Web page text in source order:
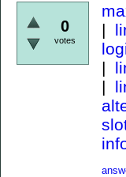
0
votes
|
|
|